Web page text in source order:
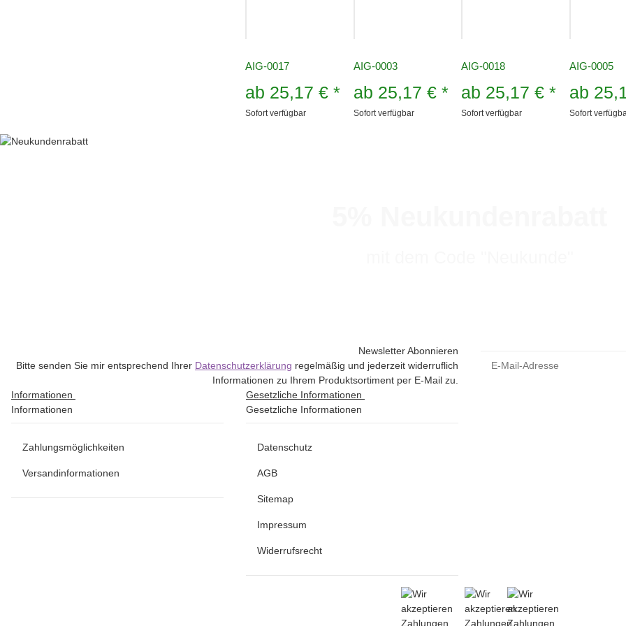
AIG-0017
ab 25,17 € *
Sofort verfügbar
AIG-0003
ab 25,17 € *
Sofort verfügbar
AIG-0018
ab 25,17 €*
Sofort verfügbar
AIG-0005
ab
Sofort
Newsletter Abonnieren
Bitte senden Sie mir entsprechend Ihrer Datenschutzerklärung regelmäßig und jederzeit widerruflich
Informationen zu Ihrem Produktsortiment per E-Mail zu.
Informationen
Informationen
Zahlungsmöglichkeiten
Versandinformationen
Gesetzliche Informationen
Gesetzliche Informationen
Datenschutz
AGB
Sitemap
Impressum
Widerrufsrecht